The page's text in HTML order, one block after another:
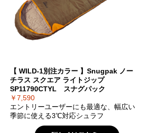
【 WILD-1別注カラー 】Snugpak ノー
チラス スクエア ライトジップ
SP11790CTYL スナグパック
￥7,590
エントリーユーザーにも最適な、幅広い
季節に使える3℃対応シュラフ